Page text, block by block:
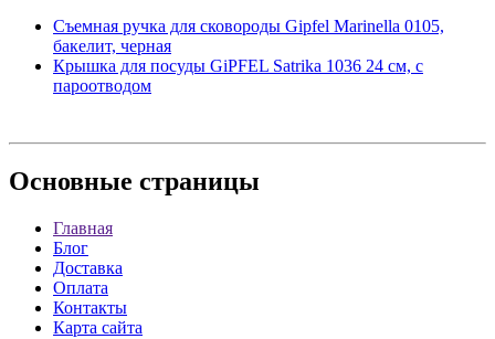
Съемная ручка для сковороды Gipfel Marinella 0105,
бакелит, черная
Крышка для посуды GiPFEL Satrika 1036 24 см, с
пароотводом
Основные страницы
Главная
Блог
Доставка
Оплата
Контакты
Карта сайта